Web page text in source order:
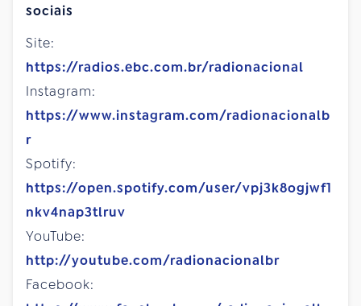
sociais
Site:
https://radios.ebc.com.br/radionacional
Instagram:
https://www.instagram.com/radionacionalb
r
Spotify:
https://open.spotify.com/user/vpj3k8ogjwf1
nkv4nap3tlruv
YouTube:
http://youtube.com/radionacionalbr
Facebook: